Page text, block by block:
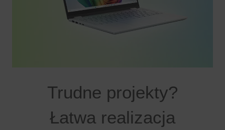
Trudne projekty?
Łatwa realizacja